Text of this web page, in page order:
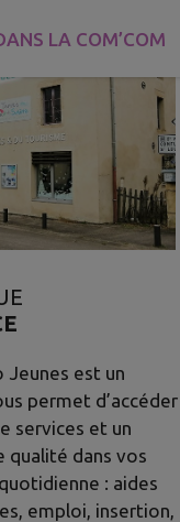
LA COM’COM
Jeunes est un
permet d’accéder
services et un
qualité dans vos
: aides
emploi, insertion,